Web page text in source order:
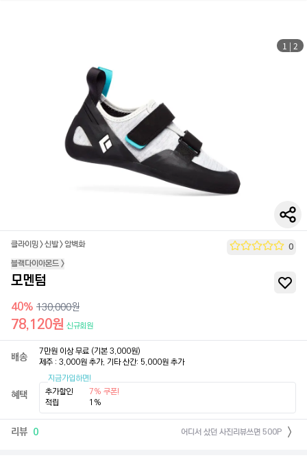
1 | 2
클라이밍>신발>암벽화
0
블랙다이아몬드>
모멘텀
40% 130,000원
78,120원 신규회원
배송
7만원 이상 무료 (기본 3,000원)
제주 : 3,000원 추가, 기타 산간: 5,000원 추가
혜택
지금가입하면!
추가할인
7% 쿠폰!
적립
1%
리뷰 0 어디서 샀던 사진리뷰쓰면 500P